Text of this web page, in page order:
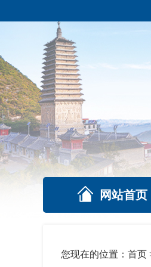
网站首页
您现在的位置： 首页